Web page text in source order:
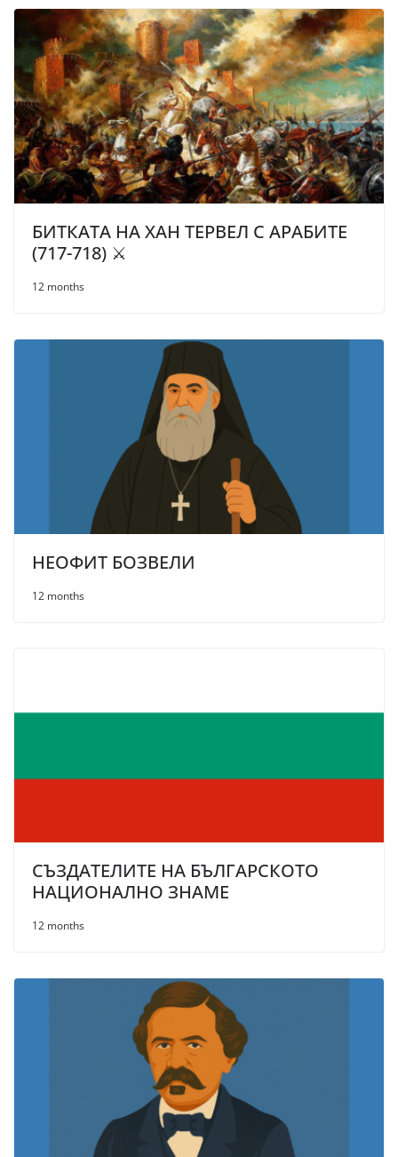
БИТКАТА НА ХАН ТЕРВЕЛ С АРАБИТЕ
(717-718) ⚔️
12 months
НЕОФИТ БОЗВЕЛИ
12 months
СЪЗДАТЕЛИТЕ НА БЪЛГАРСКОТО
НАЦИОНАЛНО ЗНАМЕ
12 months